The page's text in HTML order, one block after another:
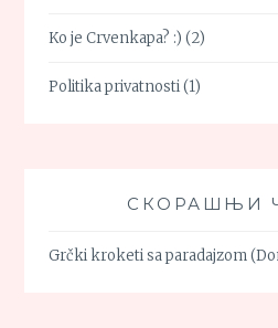
Ko je Crvenkapa? :) (2)
Politika privatnosti(1)
СКОРАШЊИ
Grčki kroketi sa paradajzom